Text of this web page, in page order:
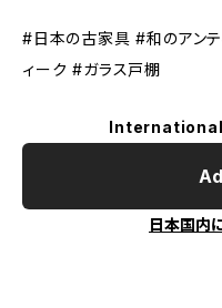
#日本の古家具 #和のアン
ィーク #ガラス戸棚
日本国内